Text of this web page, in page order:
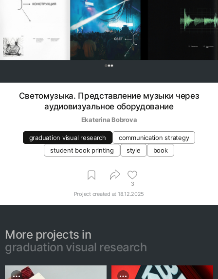
Светомузыка. Представление музыки через
аудиовизуальное оборудование
Ekaterina Bobrova
graduation visual research
communication strategy
student book printing
style book
3
Project created at 18.12.2025
More projects in
graduation visual research